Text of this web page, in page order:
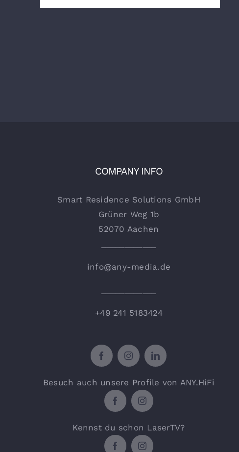
COMPANY INFO
Smart Residence Solutions GmbH
Grüner Weg 1b
52070 Aachen
info@any-media.de
+49 241 5183424
Besuch auch unsere Profile von ANY.HiFi
Kennst du schon LaserTV?